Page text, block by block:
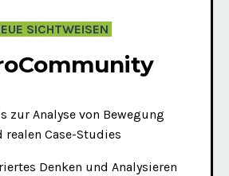
SICHTWEISEN
zur Analyse von Bewegung
realen Case-Studies
Denken und Analysieren